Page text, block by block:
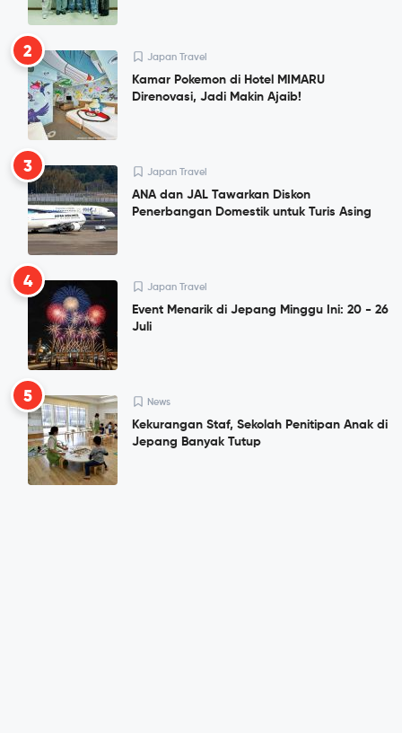
2 Japan Travel
Kamar Pokemon di Hotel MIMARU
Direnovasi, Jadi Makin Ajaib!
3 Japan Travel
ANA dan JAL Tawarkan Diskon
Penerbangan Domestik untuk Turis Asing
4 Japan Travel
Event Menarik di Jepang Minggu Ini: 20 - 26
Juli
5 News
Kekurangan Staf, Sekolah Penitipan Anak di
Jepang Banyak Tutup